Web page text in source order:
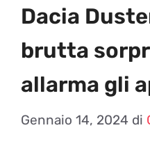
Dacia
brutta
allarma gli
Gennaio 14, 2024 di